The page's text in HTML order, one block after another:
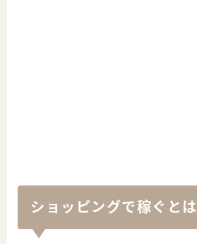
ショッピングで稼ぐとは